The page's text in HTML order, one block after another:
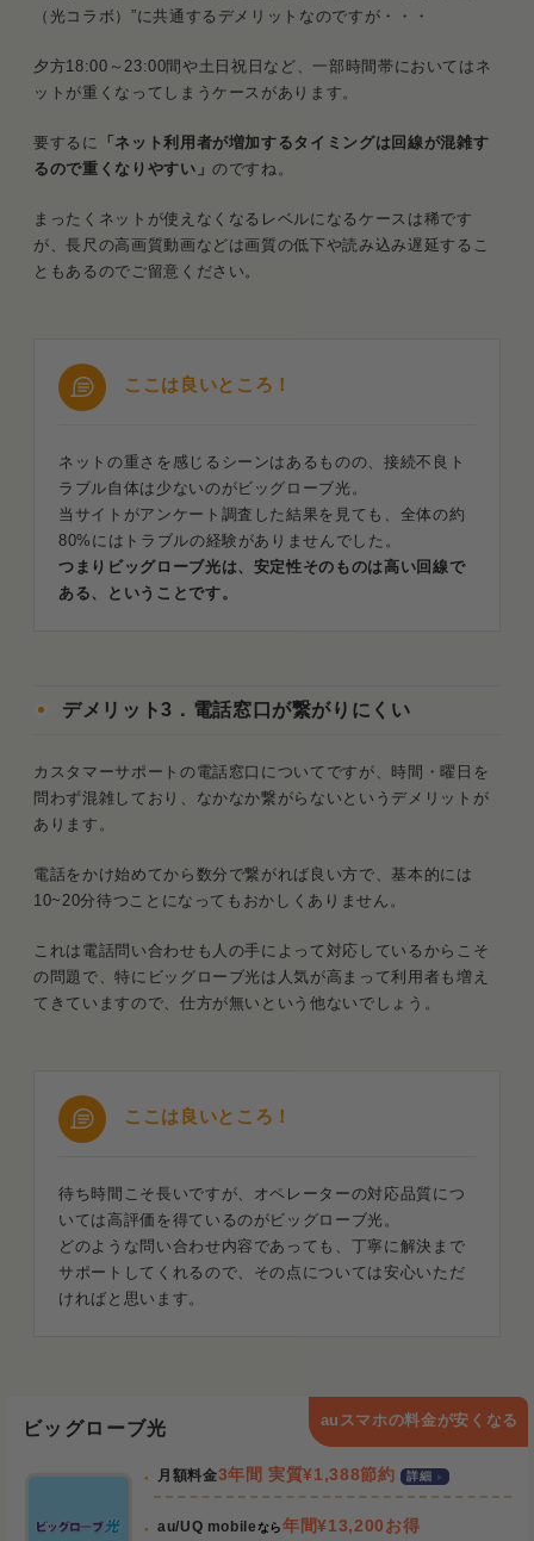
（光コラボ）”に共通するデメリットなのですが・・・
夕方18:00～23:00間や土日祝日など、一部時間帯においてはネ
ットが重くなってしまうケースがあります。
要するに
「ネット利用者が増加するタイミングは回線が混雑す
るので重くなりやすい」のですね。
まったくネットが使えなくなるレベルになるケースは稀です
が、長尺の高画質動画などは画質の低下や読み込み遅延するこ
ともあるのでご留意ください。
ここは良いところ！
ネットの重さを感じるシーンはあるものの、接続不良ト
ラブル自体は少ないのがビッグローブ光。
当サイトがアンケート調査した結果を見ても、全体の約
80%にはトラブルの経験がありませんでした。
つまりビッグローブ光は、安定性そのものは高い回線で
ある、ということです。
デメリット3．電話窓口が繋がりにくい
カスタマーサポートの電話窓口についてですが、時間・曜日を
問わず混雑しており、なかなか繋がらないというデメリットが
あります。
電話をかけ始めてから数分で繋がれば良い方で、基本的には
10~20分待つことになってもおかしくありません。
これは電話問い合わせも人の手によって対応しているからこそ
の問題で、特にビッグローブ光は人気が高まって利用者も増え
てきていますので、仕方が無いという他ないでしょう。
ここは良いところ！
待ち時間こそ長いですが、オペレーターの対応品質につ
いては高評価を得ているのがビッグローブ光。
どのような問い合わせ内容であっても、丁寧に解決まで
サポートしてくれるので、その点については安心いただ
ければと思います。
ビッグローブ光 auスマホの料金が安くなる
月額料金3年間 実質¥1,388節約 詳細
au/UQ mobileなら年間¥13,200お得